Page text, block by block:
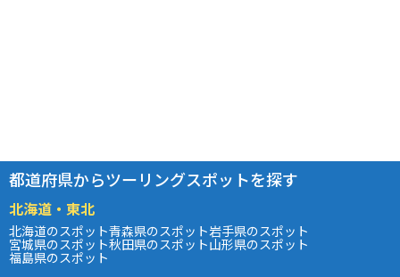
都道府県からツーリングスポットを探す
北海道・東北
北海道のスポット青森県のスポット岩手県のスポット
宮城県のスポット秋田県のスポット山形県のスポット
福島県のスポット